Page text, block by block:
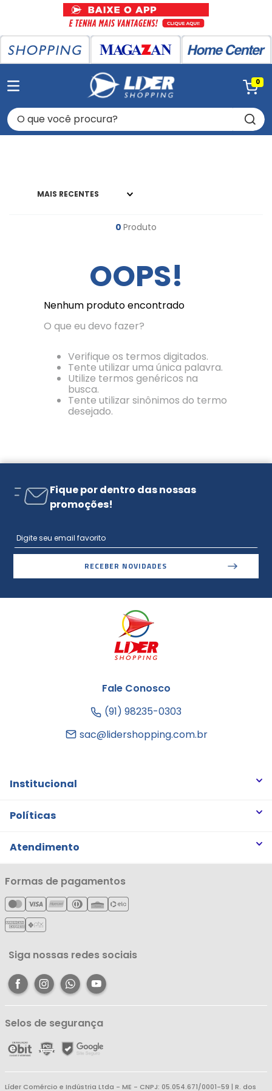
0
O que você procura?
MAIS RECENTES
0 Produto
OOPS!
Nenhum produto encontrado
O que eu devo fazer?
Verifique os termos digitados.
Tente utilizar uma única palavra.
Utilize termos genéricos na
busca.
Tente utilizar sinônimos do termo
desejado.
Fique por dentro das nossas
promoções!
RECEBER NOVIDADES
Fale Conosco
(91) 98235-0303
sac@lidershopping.com.br
Institucional
Quem somos
Notícias
Cartão Líderzan
Políticas
Trocas e Devoluções
Política de Privacidade
Política de Entrega
Política de Reembolso
Atendimento
Minha Conta
Meus Pedidos
Meus Favoritos
Central de Atendimento
Formas de pagamentos
Siga nossas redes sociais
Selos de segurança
Líder Comércio e Indústria Ltda - ME - CNPJ: 05.054.671/0001-59 | R. dos